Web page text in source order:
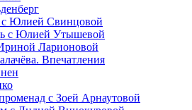
с Юлией Свинцовой
с Юлией Утышевой
Ларионовой
Впечатления
с Зоей Арнаутовой